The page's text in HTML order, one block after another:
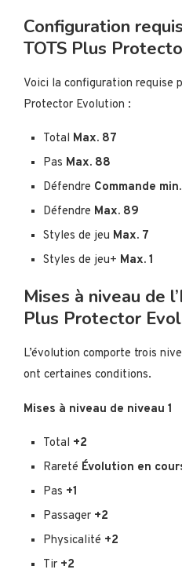
Configuration
TOTS Plus
Voici la configuration requise
Protector Evolution :
Total Max. 87
Pas Max. 88
Défendre Commande
Défendre Max. 89
Styles de jeu Max. 7
Styles de jeu+ Max. 1
Mises à niveau de
Plus Protector
L’évolution comporte trois
ont certaines conditions.
Mises à niveau de niveau 1
Total +2
Rareté Évolution en
Pas +1
Passager +2
Physicalité +2
Tir +2